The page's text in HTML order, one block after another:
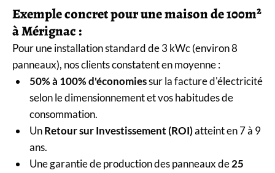
Exemple concret pour une maison de 100m²
à Mérignac :
Pour une installation standard de 3 kWc (environ 8
panneaux), nos clients constatent en moyenne :
50% à 100% d'économiessur la facture d'électricité
selon le dimensionnement et vos habitudes de
consommation.
UnRetour sur Investissement (ROI)atteint en 7 à 9
ans.
Une garantie de production des panneaux de25